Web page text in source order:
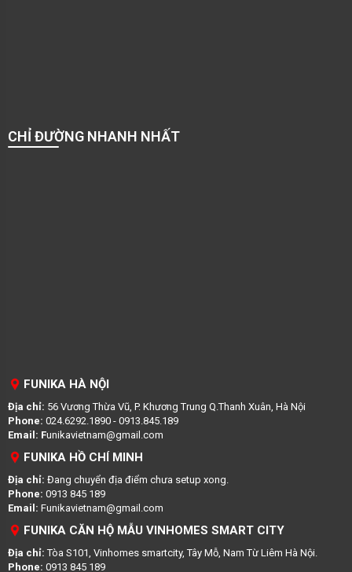
CHỈ ĐƯỜNG NHANH NHẤT
FUNIKA HÀ NỘI
Địa chỉ: 56 Vương Thừa Vũ, P. Khương Trung Q.Thanh Xuân, Hà Nội
Phone: 024.6292.1890 - 0913.845.189
Email: Funikavietnam@gmail.com
FUNIKA HỒ CHÍ MINH
Địa chỉ: Đang chuyển địa điểm chưa setup xong.
Phone: 0913 845 189
Email: Funikavietnam@gmail.com
FUNIKA CĂN HỘ MẪU VINHOMES SMART CITY
Địa chỉ:Tòa S101, Vinhomes smartcity, Tây Mỗ, Nam Từ Liêm Hà Nội.
Phone: 0913 845 189